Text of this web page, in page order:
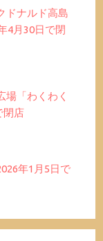
ドナルド高島
4月30日で閉
場「わくわく
閉店
年1月5日で